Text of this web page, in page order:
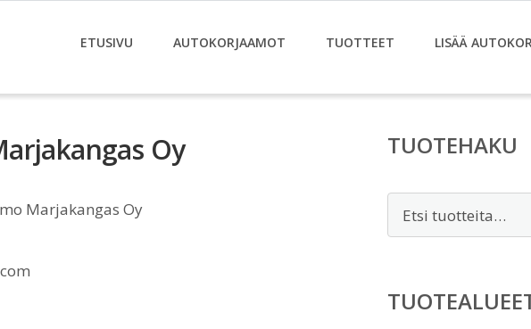
ETUSIVU AUTOKORJAAMOT TUOTTEET LISÄÄ
Oy
Marjakangas Oy
TUOTEHAKU